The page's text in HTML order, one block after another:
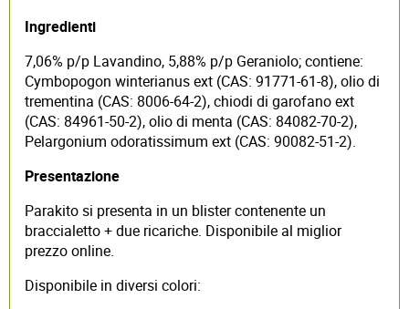
Ingredienti
7,06% p/p Lavandino, 5,88% p/p Geraniolo; contiene:
Cymbopogon winterianus ext (CAS: 91771-61-8), olio di
trementina (CAS: 8006-64-2), chiodi di garofano ext
(CAS: 84961-50-2), olio di menta (CAS: 84082-70-2),
Pelargonium odoratissimum ext (CAS: 90082-51-2).
Presentazione
Parakito si presenta in un blister contenente un
braccialetto + due ricariche. Disponibile al miglior
prezzo online.
Disponibile in diversi colori: